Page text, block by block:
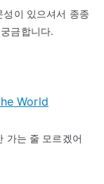
이 있으셔서 종종
금합니다.
World
가는 줄 모르겠어